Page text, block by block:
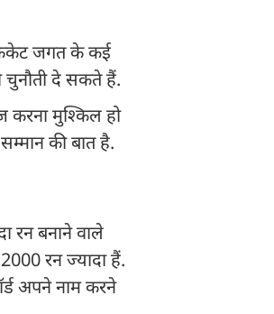
जगत के कई
चुनौती दे सकते हैं.
करना मुश्किल हो
की बात है.
रन बनाने वाले
रन ज्यादा हैं.
अपने नाम करने